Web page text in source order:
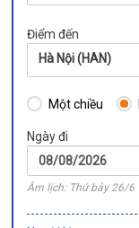
Điểm đến
Hà Nội (HAN)
Một chiều
Ngày đi
Âm lịch: Thứ bảy 26/6